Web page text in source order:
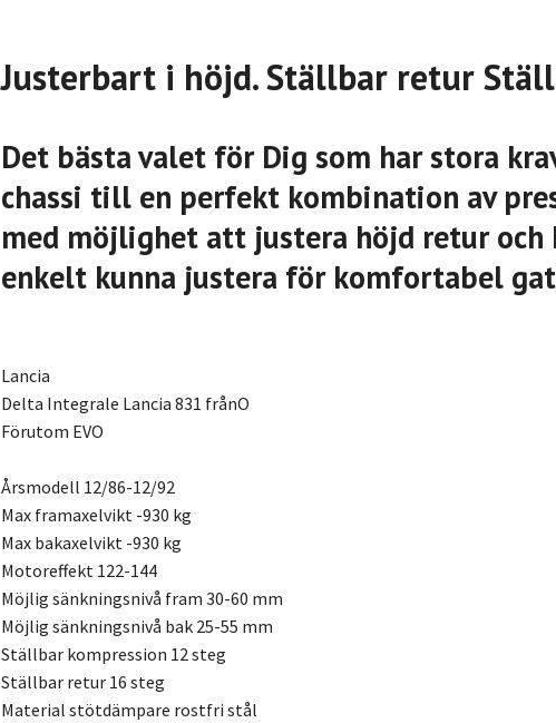
Justerbart i höjd. Ställbar retur
Det bästa valet för Dig som har stora
chassi till en perfekt kombination av
med möjlighet att justera höjd retur och
enkelt kunna justera för komfortabel
Lancia
Delta Integrale Lancia 831 frånO
Förutom EVO
Årsmodell 12/86-12/92
Max framaxelvikt -930 kg
Max bakaxelvikt -930 kg
Motoreffekt 122-144
Möjlig sänkningsnivå fram 30-60 mm
Möjlig sänkningsnivå bak 25-55 mm
Ställbar kompression 12 steg
Ställbar retur 16 steg
Material stötdämpare rostfri stål